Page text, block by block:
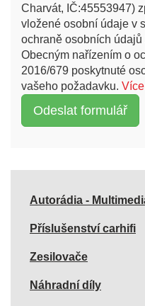
Charvát, IČ:45553947)
vložené osobní údaje v
ochraně osobních
Obecným nařízením o
2016/679 poskytnuté
vašeho požadavku. Více
Autorádia -
Příslušenství carhifi
Zesilovače
Náhradní díly